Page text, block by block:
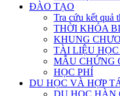
ĐÀO TẠO
Tra cứu kết quả
THỜI KHÓA
KHUNG
TÀI LIỆU
MẪU CHỨNG
HỌC PHÍ
DU HỌC VÀ HỢP
DU HỌC HÀN